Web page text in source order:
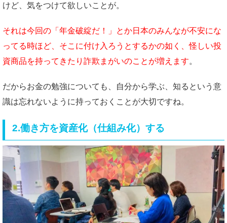
けど、気をつけて欲しいことが。
それは今回の「年金破綻だ！」とか日本のみんなが不安にな
ってる時ほど、そこに付け入ろうとするかの如く、怪しい投
資商品を持ってきたり詐欺まがいのことが増えます。
だからお金の勉強についても、自分から学ぶ、知るという意
識は忘れないように持っておくことが大切ですね。
2.働き方を資産化（仕組み化）する